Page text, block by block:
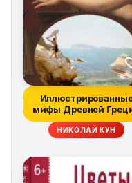
мифы Древней
НИКОЛАЙ КУН
ВИТАЛИЙ БИАНКИ,